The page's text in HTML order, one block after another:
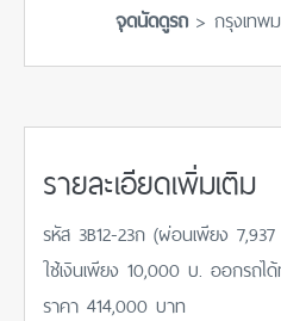
จุดนัดดูรถ> กรุงเทพ
รายละเอียดเพิ่มเติม
รหัส 3B12-23ก (ผ่อนเพียง
ใช้เงินเพียง 10,000 บ. ออกรถไ
ราคา 414,000 บาท